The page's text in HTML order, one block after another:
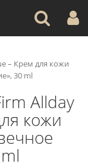
– Крем для кожи
30 ml
Allday
кожи